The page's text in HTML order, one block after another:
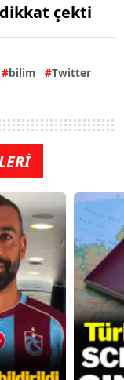
çekti
bilim
Twitter